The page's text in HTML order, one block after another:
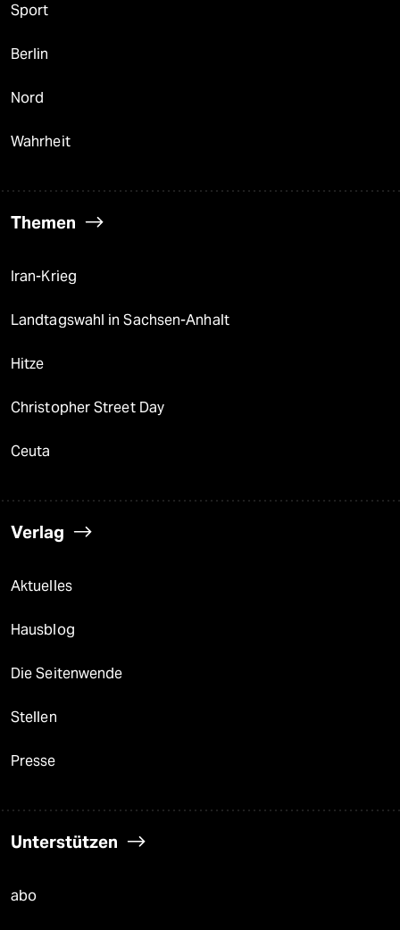
Sport
Berlin
Nord
Wahrheit
Themen
Iran-Krieg
Landtagswahl in Sachsen-Anhalt
Hitze
Christopher Street Day
Ceuta
Verlag
Aktuelles
Hausblog
Die Seitenwende
Stellen
Presse
Unterstützen
abo